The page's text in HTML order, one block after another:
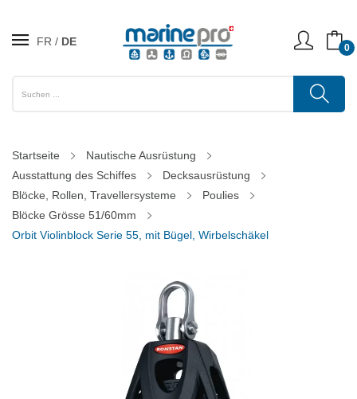
FR DE 0
Startseite
Nautische Ausrüstung
Ausstattung des Schiffes
Decksausrüstung
Blöcke, Rollen, Travellersysteme
Poulies
Blöcke Grösse 51/60mm
Orbit Violinblock Serie 55, mit Bügel, Wirbelschäkel